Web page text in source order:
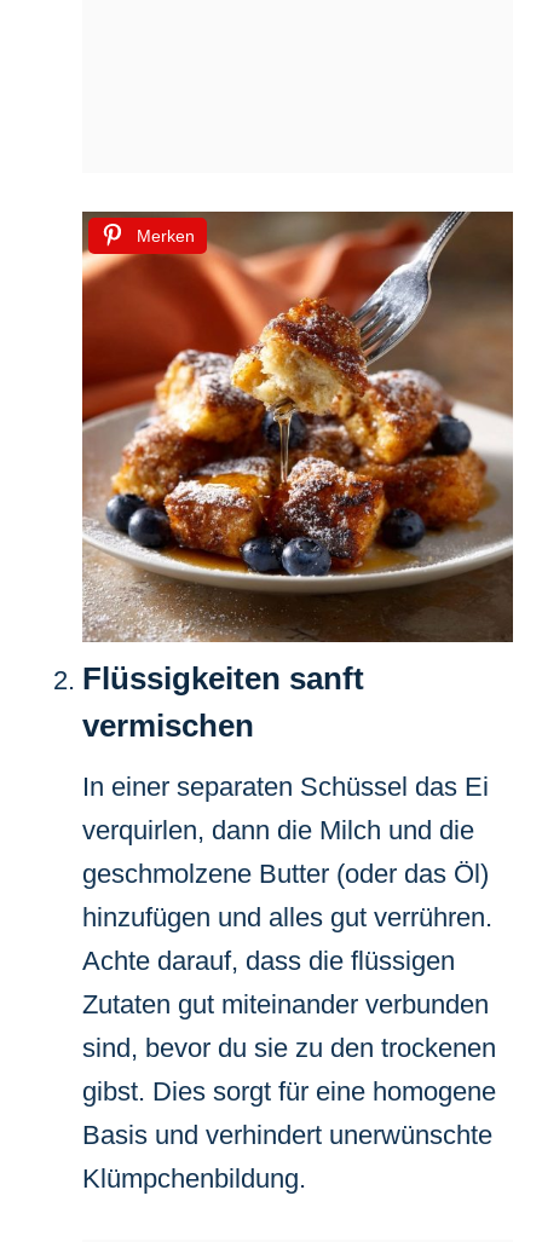
Merken
Flüssigkeiten sanft
vermischen
In einer separaten Schüssel das Ei
verquirlen, dann die Milch und die
geschmolzene Butter (oder das Öl)
hinzufügen und alles gut verrühren.
Achte darauf, dass die flüssigen
Zutaten gut miteinander verbunden
sind, bevor du sie zu den trockenen
gibst. Dies sorgt für eine homogene
Basis und verhindert unerwünschte
Klümpchenbildung.